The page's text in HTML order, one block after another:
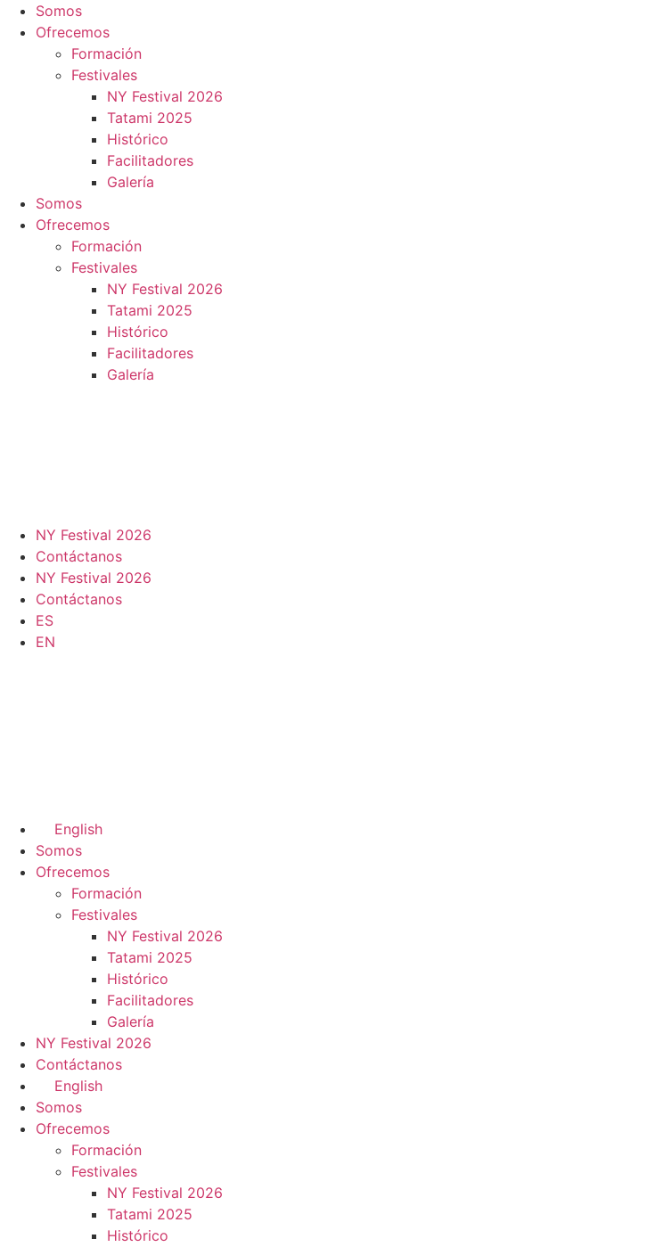
contenido
Somos
Ofrecemos
Formación
Festivales
NY Festival 2026
Tatami 2025
Histórico
Facilitadores
Galería
Somos
Ofrecemos
Formación
Festivales
NY Festival 2026
Tatami 2025
Histórico
Facilitadores
Galería
NY Festival 2026
Contáctanos
NY Festival 2026
Contáctanos
ES
EN
English
Somos
Ofrecemos
Formación
Festivales
NY Festival 2026
Tatami 2025
Histórico
Facilitadores
Galería
NY Festival 2026
Contáctanos
English
Somos
Ofrecemos
Formación
Festivales
NY Festival 2026
Tatami 2025
Histórico